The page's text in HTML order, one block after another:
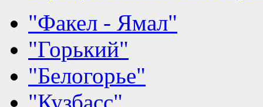
"Факел - Ямал"
"Горький"
"Белогорье"
"Кузбасс"